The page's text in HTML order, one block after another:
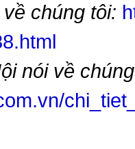
chúng tôi:
nói về chúng